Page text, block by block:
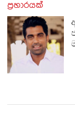
ප්‍රහාරයක්